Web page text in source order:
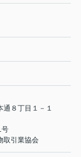
８丁目１－１
号
取引業協会